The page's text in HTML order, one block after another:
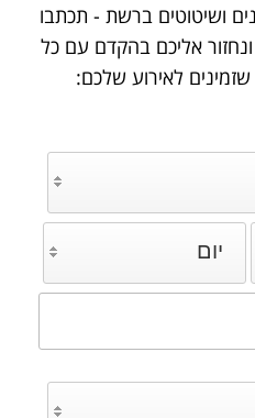
ושיטוטים ברשת - תכתבו
אליכםבהקדם עם כל
שזמינים לאירוע שלכם:
יום